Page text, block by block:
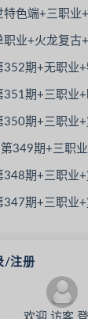
端+三职业+平衡+
龙复古+GOM引擎+凌霄
无职业+特色版本+V8
三职业+暗黑魔次+V8引
350期+三职业
第349期+三职
三职业+复古小极品
347期+三职业
/注册